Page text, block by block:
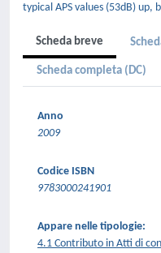
typical APS values (53dB)
Scheda breve
Scheda completa (DC)
Anno
2009
Codice ISBN
9783000241901
Appare nelle tipologie:
4.1 Contributo in Atti di